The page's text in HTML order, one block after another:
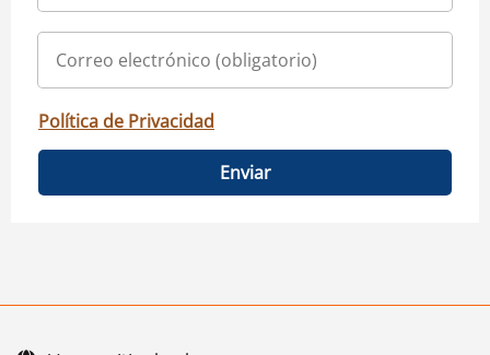
Política de Privacidad
Enviar